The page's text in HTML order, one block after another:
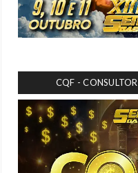
CQF -